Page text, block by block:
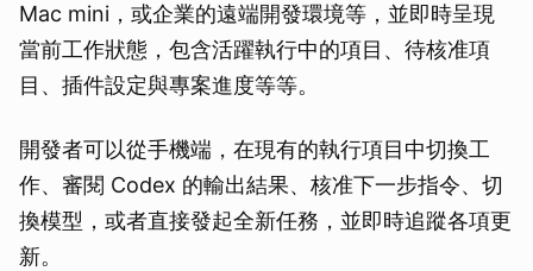
Mac mini，或企業的遠端開發環境等，並即時呈現
當前工作狀態，包含活躍執行中的項目、待核准項
目、插件設定與專案進度等等。
開發者可以從手機端，在現有的執行項目中切換工
作、審閱 Codex 的輸出結果、核准下一步指令、切
換模型，或者直接發起全新任務，並即時追蹤各項更
新。